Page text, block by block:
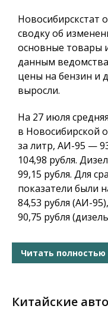
Новосибирскстат
сводку об
основные товары
данным
цены на бензин и
выросли.
На 27 июля
в Новосибирской
за литр, АИ-95 —
104,98 рубля.
99,15 рубля. Для
показатели были
84,53 рубля (АИ-
90,75 рубля
Читать полностью
Китайские